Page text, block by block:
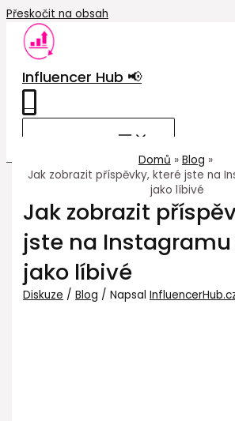
Přeskočit na obsah
Influencer Hub 📢
Domů
Blog
Jak zobrazit příspěvky, které jste na
jako líbivé
Jak zobrazit
jste na
jako líbivé
Diskuze /Blog / Napsal